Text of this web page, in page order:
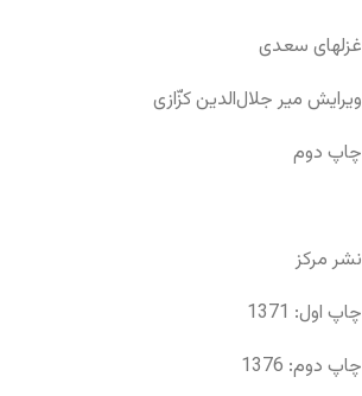
غزلهای سعدی
ویرایش میر جلال‌الدین کزّازی
چاپ دوم
نشر مرکز
چاپ اول: 1371
چاپ دوم: 1376